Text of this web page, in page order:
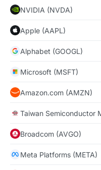
NVIDIA (NVDA)
Apple (AAPL)
Alphabet (GOOGL)
Microsoft (MSFT)
Amazon.com (AMZN)
Taiwan Semiconductor
Broadcom (AVGO)
Meta Platforms (META)